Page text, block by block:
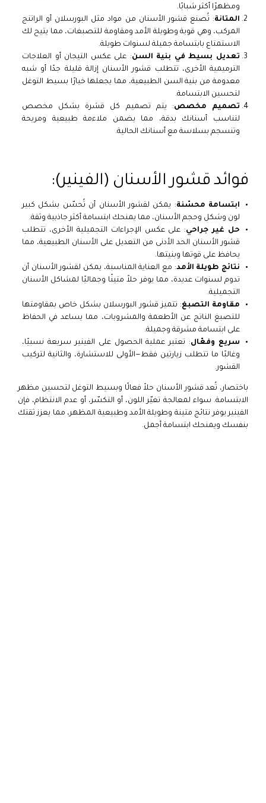
ومظهرًا أكثر شبابًا.
المتانة: تُصنع قشور الأسنان من مواد مثل البورسلان أو الراتنج
المركب، وهي قوية وطويلة الأمد ومقاومة للتصبغات، مما يتيح لك
الاستمتاع بابتسامة جميلة لسنوات طويلة.
تعديل بسيط في بنية السن: على عكس التيجان أو العلاجات
الترميمية الأخرى، تتطلب قشور الأسنان إزالة قليلة جدًا أو شبه
معدومة من بنية السن الطبيعية، مما يجعلها خيارًا بسيط التوغل
لتحسين الابتسامة.
تصميم مخصص: يتم تصميم كل قشرة بشكل مخصص
لتناسب أسنانك بدقة، مما يضمن ملاءمة طبيعية ومريحة
وتنسجم بسلاسة مع أسنانك الحالية.
فوائد قشور الأسنان (الفينير):
ابتسامة محسّنة: يمكن لقشور الأسنان أن تُحسّن بشكل كبير
لون وشكل وحجم الأسنان، مما يمنحك ابتسامة أكثر جاذبية وثقة.
حل غير جراحي: على عكس الإجراءات التجميلية الأخرى، تتطلب
قشور الأسنان الحد الأدنى من التعديل على الأسنان الطبيعية، مما
يحافظ على قوتها وبنيتها.
نتائج طويلة الأمد: مع العناية المناسبة، يمكن لقشور الأسنان أن
تدوم لسنوات عديدة، مما يوفر حلاً متينًا وجماليًا لمشاكل الأسنان
التجميلية.
مقاومة التصبغ: تتميز قشور البورسلان بشكل خاص بمقاومتها
للتصبغ الناتج عن الأطعمة والمشروبات، مما يساعد في الحفاظ
على ابتسامة مشرقة وجميلة.
سريع وفعّال: تعتبر عملية الحصول على الفينير سريعة نسبيًا،
وغالبًا ما تتطلب زيارتين فقط—الأولى للاستشارة، والثانية لتركيب
القشور.
باختصار، تُعد قشور الأسنان حلاً فعالًا وبسيط التوغل لتحسين مظهر
الابتسامة. سواء لمعالجة تغيّر اللون، أو التكسّر، أو عدم الانتظام، فإن
الفينير يوفر نتائج متينة وطويلة الأمد وطبيعية المظهر، مما يعزز ثقتك
بنفسك ويمنحك ابتسامة أجمل.